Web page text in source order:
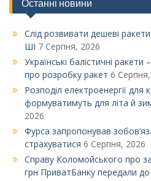
Останні новини
Слід розвивати дешеві
ШІ 7 Серпня, 2026
Українські балістичні
про розробку ракет 6
Розподіл електроенергії для
формуватимуть для літа й
2026
Фурса запропонував
страхуватися 6 Серпня, 2026
Справу Коломойського про
грн ПриватБанку передали до